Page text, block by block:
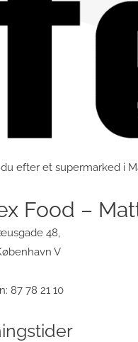
efter et supermarked i
Food –
48,
V
87 78 21 10